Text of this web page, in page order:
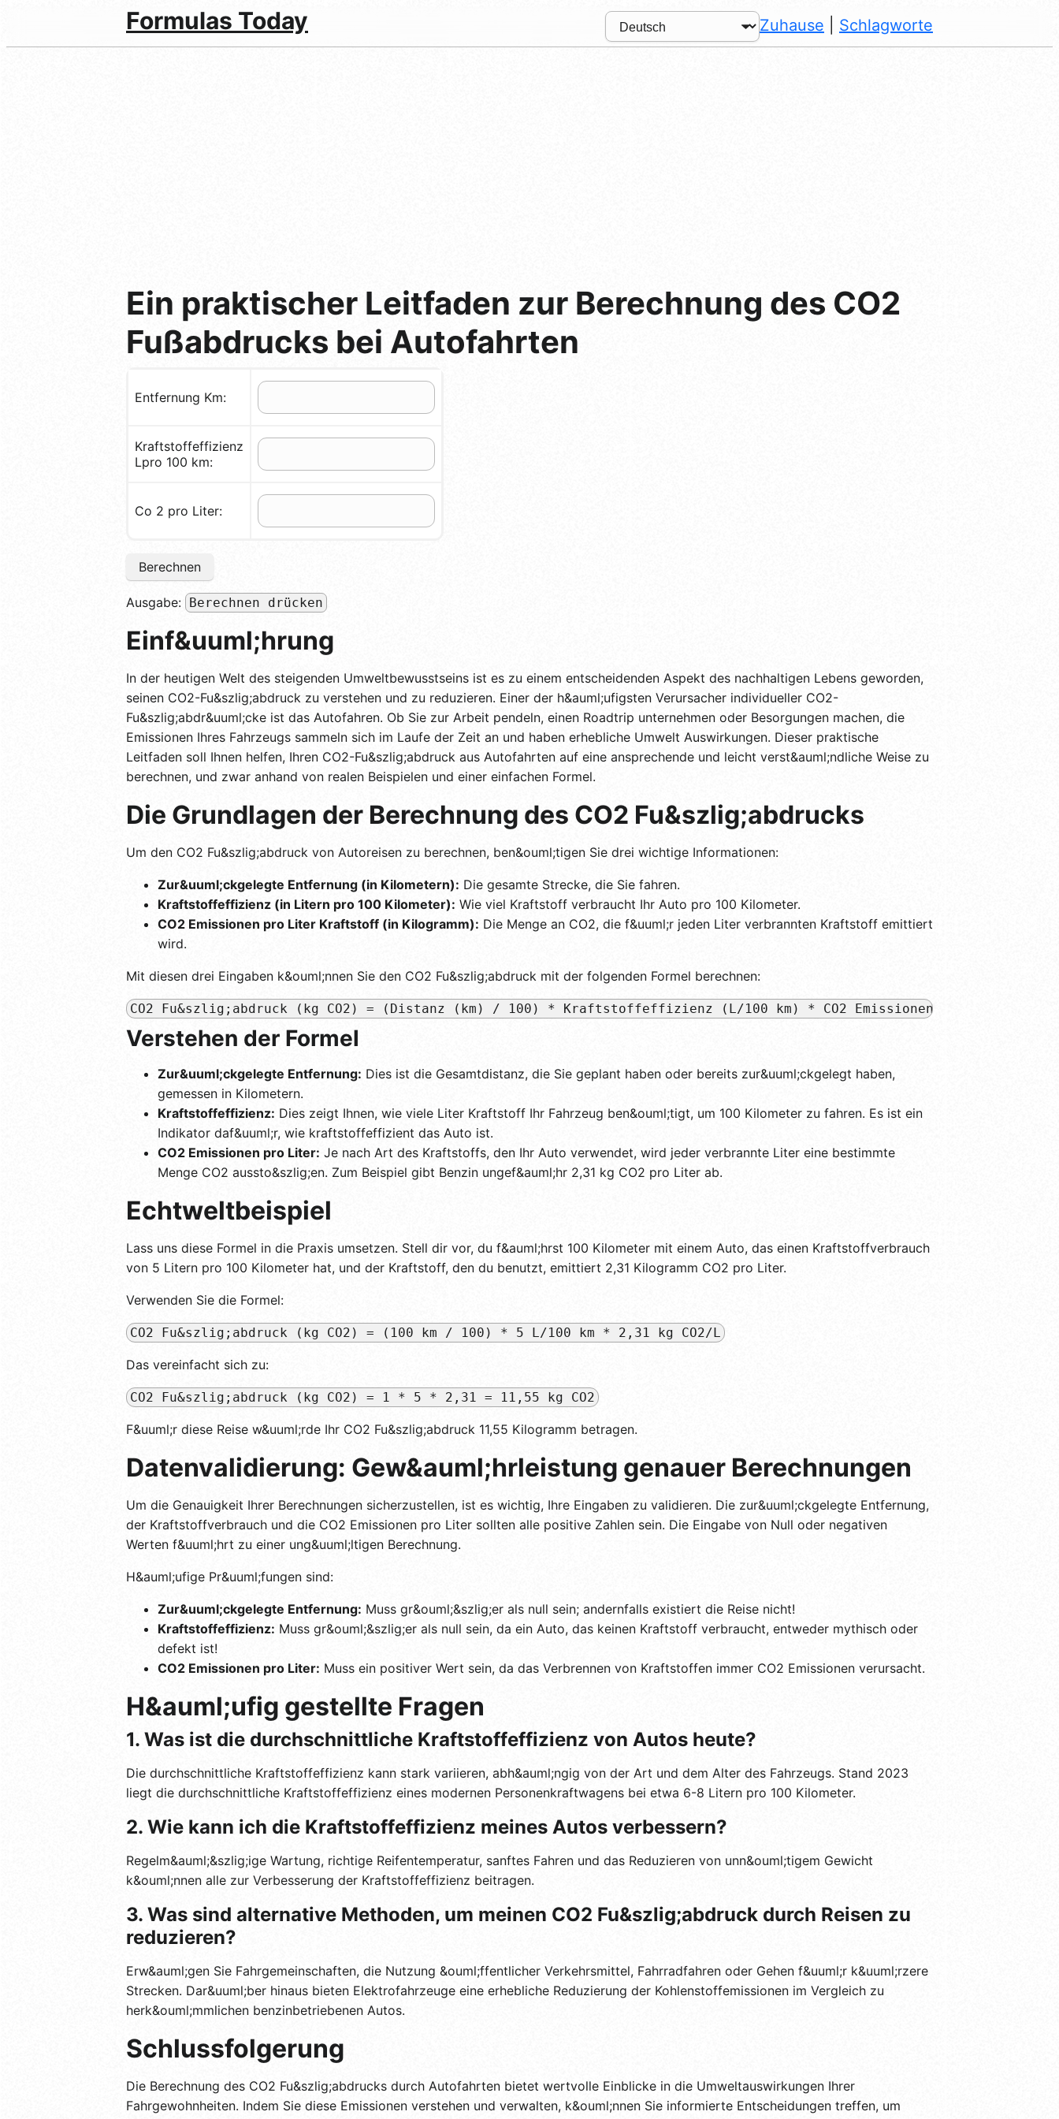
Formulas Today Zuhause Schlagworte
Ein praktischer Leitfaden zur Berechnung des CO2
Fußabdrucks bei Autofahrten
Entfernung Km:
Kraftstoffeffizienz
Lpro 100 km:
Co 2 pro Liter:
Berechnen
Ausgabe: Berechnen drücken
Einf&uuml;hrung
In der heutigen Welt des steigenden Umweltbewusstseins ist es zu einem entscheidenden Aspekt des nachhaltigen Lebens geworden,
seinen CO2-Fu&szlig;abdruck zu verstehen und zu reduzieren. Einer der h&auml;ufigsten Verursacher individueller CO2-
Fu&szlig;abdr&uuml;cke ist das Autofahren. Ob Sie zur Arbeit pendeln, einen Roadtrip unternehmen oder Besorgungen machen, die
Emissionen Ihres Fahrzeugs sammeln sich im Laufe der Zeit an und haben erhebliche Umwelt Auswirkungen. Dieser praktische
Leitfaden soll Ihnen helfen, Ihren CO2-Fu&szlig;abdruck aus Autofahrten auf eine ansprechende und leicht verst&auml;ndliche Weise zu
berechnen, und zwar anhand von realen Beispielen und einer einfachen Formel.
Die Grundlagen der Berechnung des CO2 Fu&szlig;abdrucks
Um den CO2 Fu&szlig;abdruck von Autoreisen zu berechnen, ben&ouml;tigen Sie drei wichtige Informationen:
Zur&uuml;ckgelegte Entfernung (in Kilometern): Die gesamte Strecke, die Sie fahren.
Kraftstoffeffizienz (in Litern pro 100 Kilometer): Wie viel Kraftstoff verbraucht Ihr Auto pro 100 Kilometer.
CO2 Emissionen pro Liter Kraftstoff (in Kilogramm): Die Menge an CO2, die f&uuml;r jeden Liter verbrannten Kraftstoff emittiert
wird.
Mit diesen drei Eingaben k&ouml;nnen Sie den CO2 Fu&szlig;abdruck mit der folgenden Formel berechnen:
CO2 Fu&szlig;abdruck (kg CO2) = (Distanz (km) / 100) * Kraftstoffeffizienz (L/100 km) * CO2 Emissionen pro Liter
Verstehen der Formel
Zur&uuml;ckgelegte Entfernung: Dies ist die Gesamtdistanz, die Sie geplant haben oder bereits zur&uuml;ckgelegt haben,
gemessen in Kilometern.
Kraftstoffeffizienz: Dies zeigt Ihnen, wie viele Liter Kraftstoff Ihr Fahrzeug ben&ouml;tigt, um 100 Kilometer zu fahren. Es ist ein
Indikator daf&uuml;r, wie kraftstoffeffizient das Auto ist.
CO2 Emissionen pro Liter: Je nach Art des Kraftstoffs, den Ihr Auto verwendet, wird jeder verbrannte Liter eine bestimmte
Menge CO2 aussto&szlig;en. Zum Beispiel gibt Benzin ungef&auml;hr 2,31 kg CO2 pro Liter ab.
Echtweltbeispiel
Lass uns diese Formel in die Praxis umsetzen. Stell dir vor, du f&auml;hrst 100 Kilometer mit einem Auto, das einen Kraftstoffverbrauch
von 5 Litern pro 100 Kilometer hat, und der Kraftstoff, den du benutzt, emittiert 2,31 Kilogramm CO2 pro Liter.
Verwenden Sie die Formel:
CO2 Fu&szlig;abdruck (kg CO2) = (100 km / 100) * 5 L/100 km * 2,31 kg CO2/L
Das vereinfacht sich zu:
CO2 Fu&szlig;abdruck (kg CO2) = 1 * 5 * 2,31 = 11,55 kg CO2
F&uuml;r diese Reise w&uuml;rde Ihr CO2 Fu&szlig;abdruck 11,55 Kilogramm betragen.
Datenvalidierung: Gew&auml;hrleistung genauer Berechnungen
Um die Genauigkeit Ihrer Berechnungen sicherzustellen, ist es wichtig, Ihre Eingaben zu validieren. Die zur&uuml;ckgelegte Entfernung,
der Kraftstoffverbrauch und die CO2 Emissionen pro Liter sollten alle positive Zahlen sein. Die Eingabe von Null oder negativen
Werten f&uuml;hrt zu einer ung&uuml;ltigen Berechnung.
H&auml;ufige Pr&uuml;fungen sind:
Zur&uuml;ckgelegte Entfernung: Muss gr&ouml;&szlig;er als null sein; andernfalls existiert die Reise nicht!
Kraftstoffeffizienz: Muss gr&ouml;&szlig;er als null sein, da ein Auto, das keinen Kraftstoff verbraucht, entweder mythisch oder
defekt ist!
CO2 Emissionen pro Liter: Muss ein positiver Wert sein, da das Verbrennen von Kraftstoffen immer CO2 Emissionen verursacht.
H&auml;ufig gestellte Fragen
1. Was ist die durchschnittliche Kraftstoffeffizienz von Autos heute?
Die durchschnittliche Kraftstoffeffizienz kann stark variieren, abh&auml;ngig von der Art und dem Alter des Fahrzeugs. Stand 2023
liegt die durchschnittliche Kraftstoffeffizienz eines modernen Personenkraftwagens bei etwa 6-8 Litern pro 100 Kilometer.
2. Wie kann ich die Kraftstoffeffizienz meines Autos verbessern?
Regelm&auml;&szlig;ige Wartung, richtige Reifentemperatur, sanftes Fahren und das Reduzieren von unn&ouml;tigem Gewicht
k&ouml;nnen alle zur Verbesserung der Kraftstoffeffizienz beitragen.
3. Was sind alternative Methoden, um meinen CO2 Fu&szlig;abdruck durch Reisen zu
reduzieren?
Erw&auml;gen Sie Fahrgemeinschaften, die Nutzung &ouml;ffentlicher Verkehrsmittel, Fahrradfahren oder Gehen f&uuml;r k&uuml;rzere
Strecken. Dar&uuml;ber hinaus bieten Elektrofahrzeuge eine erhebliche Reduzierung der Kohlenstoffemissionen im Vergleich zu
herk&ouml;mmlichen benzinbetriebenen Autos.
Schlussfolgerung
Die Berechnung des CO2 Fu&szlig;abdrucks durch Autofahrten bietet wertvolle Einblicke in die Umweltauswirkungen Ihrer
Fahrgewohnheiten. Indem Sie diese Emissionen verstehen und verwalten, k&ouml;nnen Sie informierte Entscheidungen treffen, um